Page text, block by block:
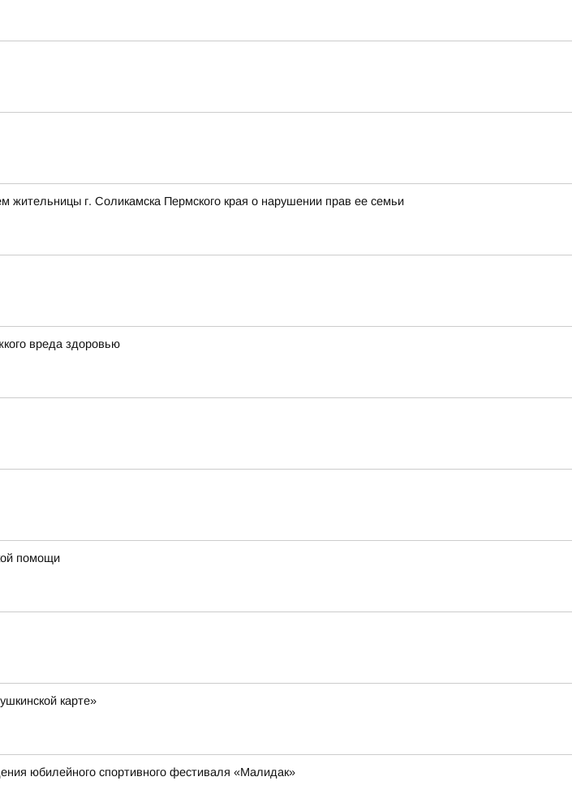
г. Соликамска Пермского края о нарушении прав ее семьи
вреда здоровью
помощи
карте»
юбилейного спортивного фестиваля «Малидак»